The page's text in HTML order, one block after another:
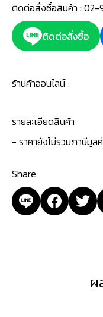
ติดต่อสั่งซื้อสินค้า : 02-
ติดต่อสั่งซื้อ
ร้านค้าออนไลน์ :
รายละเอียดสินค้า
- ราคายังไม่รวมภาษีมูล
Share
ผ